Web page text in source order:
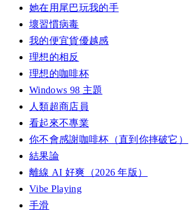
她在用尾巴玩我的手
壞習慣病毒
我的便宜貨優越感
理想的相反
理想的咖啡杯
Windows 98 主題
人類超商店員
看起來不專業
你不會感謝咖啡杯（直到你摔破它）
結果論
離線 AI 好爽（2026 年版）
Vibe Playing
手滑